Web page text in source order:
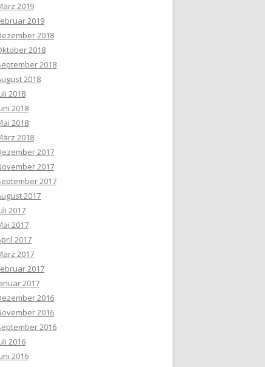
2019
2019
2018
2018
2018
2018
2018
2018
2018
2018
2017
2017
2017
2017
2017
2017
2017
2017
2017
2017
2016
2016
2016
2016
2016